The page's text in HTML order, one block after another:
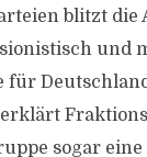
blitzt die
und
für
erklärt
sogar